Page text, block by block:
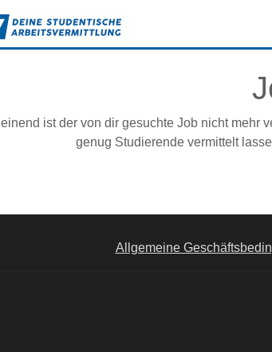
ist der von dir gesuchte Job nicht mehr
genug Studierende vermittelt
Allgemeine